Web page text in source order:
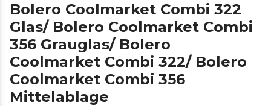
Bolero Coolmarket Combi 322
Glas/ Bolero Coolmarket Combi
356 Grauglas/ Bolero
Coolmarket Combi 322/ Bolero
Coolmarket Combi 356
Mittelablage